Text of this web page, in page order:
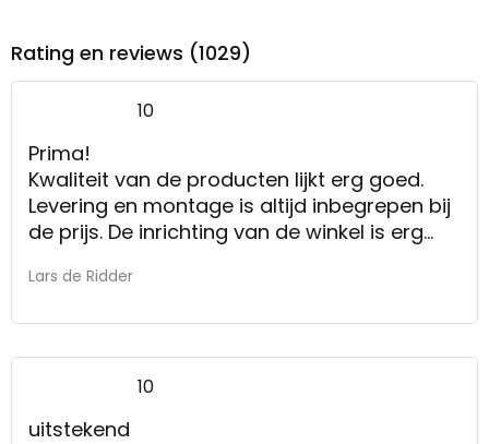
Rating en reviews (1029)
10
Prima!
Kwaliteit van de producten lijkt erg goed.
Levering en montage is altijd inbegrepen bij
de prijs. De inrichting van de winkel is erg
meubels bij elkaar passen, dankzij het
Lars de Ridder
10
uitstekend